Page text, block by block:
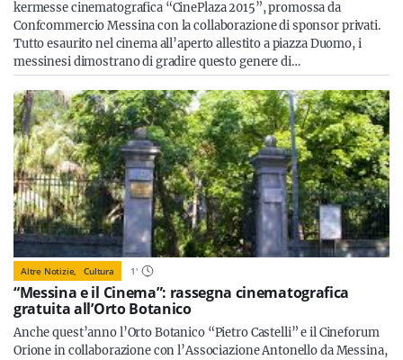
kermesse cinematografica “CinePlaza 2015”, promossa da
Confcommercio Messina con la collaborazione di sponsor privati.
Tutto esaurito nel cinema all’aperto allestito a piazza Duomo, i
messinesi dimostrano di gradire questo genere di…
Altre Notizie, Cultura 1'
“Messina e il Cinema”: rassegna cinematografica
gratuita all’Orto Botanico
Anche quest’anno l’Orto Botanico “Pietro Castelli” e il Cineforum
Orione in collaborazione con l’Associazione Antonello da Messina,